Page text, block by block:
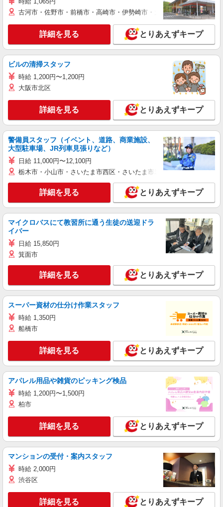
古河市・佐野市・前橋市・高崎市・伊勢崎市・太田市・館林市・藤
詳細を見る とりあえずキープ
ビルの清掃スタッフ
時給 1,200円〜1,200円
大阪市北区
詳細を見る とりあえずキープ
警備員スタッフ（イベント、道路、商業施設、
大型駐車場、JR列車見張りなど）
日給 11,000円〜12,100円
栃木市・小山市・さいたま市西区・さいたま市岩槻区・久喜市・蓮田
詳細を見る とりあえずキープ
マイクロバスにて教習所に通う生徒の送迎ドラ
イバー
日給 15,850円
箕面市
詳細を見る とりあえずキープ
スーパー資材の仕分け作業スタッフ
時給 1,350円
船橋市
詳細を見る とりあえずキープ
アパレル用品や雑貨のピッキング検品
時給 1,200円〜1,500円
柏市
詳細を見る とりあえずキープ
マンションの受付・案内スタッフ
時給 2,000円
渋谷区
詳細を見る とりあえずキープ